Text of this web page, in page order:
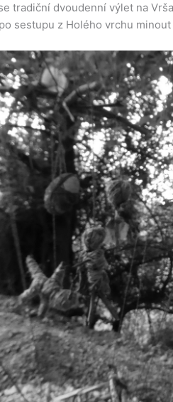
tradiční dvoudenní výlet na
sestupu z Holého vrchu